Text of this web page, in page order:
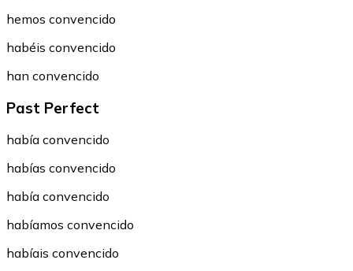
hemos convencido
habéis convencido
han convencido
Past Perfect
había convencido
habías convencido
había convencido
habíamos convencido
habíais convencido